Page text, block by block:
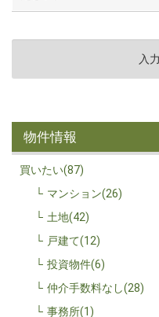
物件情報
買いたい(87)
マンション(26)
土地(42)
戸建て(12)
投資物件(6)
仲介手数料なし(28)
事務所(1)